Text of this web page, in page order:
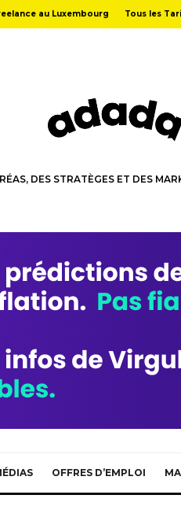
au Luxembourg Tous les
DES STRATÈGES ET DES
OFFRES D’EMPLOI